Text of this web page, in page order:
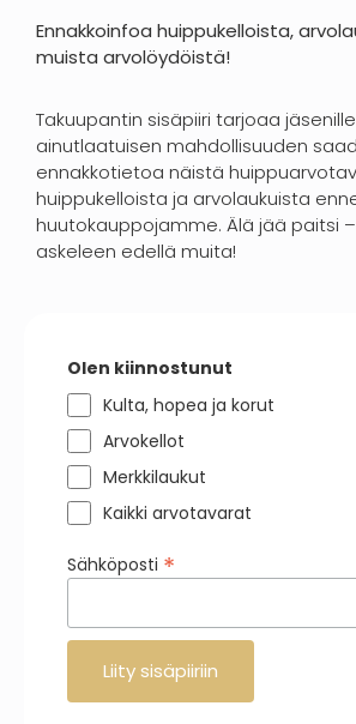
Ennakkoinfoa huippukelloista,
muista arvolöydöistä!
Takuupantin sisäpiiri tarjoaa
ainutlaatuisen mahdollisuuden
ennakkotietoa näistä
huippukelloista ja arvolaukuista
huutokauppojamme. Älä jää paitsi
askeleen edellä muita!
Olen kiinnostunut
Kulta, hopea ja korut
Arvokellot
Merkkilaukut
Kaikki arvotavarat
Sähköposti *